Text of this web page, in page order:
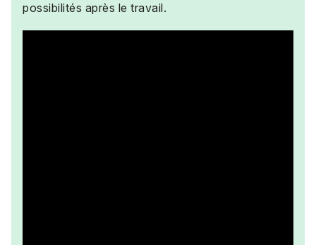
possibilités après le travail.